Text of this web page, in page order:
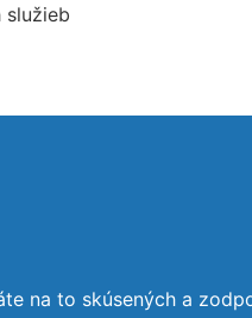
služieb
na to skúsených a